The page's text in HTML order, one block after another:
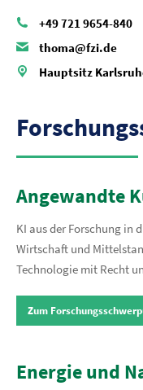
+49 721 9654-840
thoma@fzi.de
Hauptsitz
Angewandte
KI aus der Forschung in
Wirtschaft und
Technologie mit Recht
Zum
Energie und